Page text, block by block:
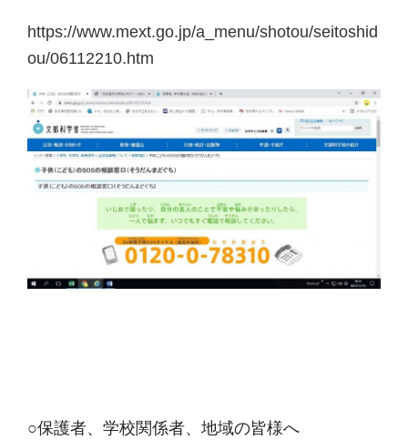
https://www.mext.go.jp/a_menu/shotou/seitoshid
ou/06112210.htm
○保護者、学校関係者、地域の皆様へ